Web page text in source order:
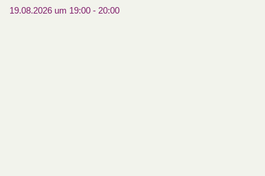
19.08.2026 um 19:00- 20:00